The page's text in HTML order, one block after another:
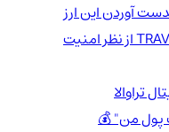
آوردن این ارز